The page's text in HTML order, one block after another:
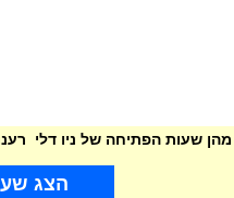
מהן שעות הפתיחה של ניו דלי
הצג